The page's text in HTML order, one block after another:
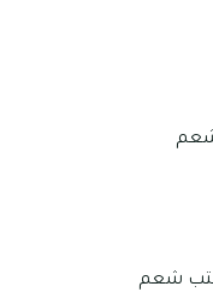
شعم
مكتب شعم